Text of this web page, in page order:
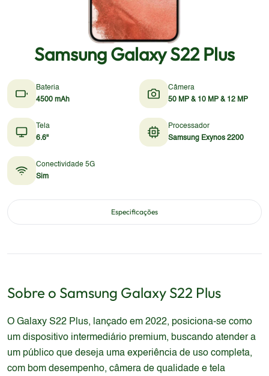
Samsung Galaxy S22 Plus
Bateria
4500 mAh
Câmera
50 MP & 10 MP & 12 MP
Tela
6.6"
Processador
Samsung Exynos 2200
Conectividade 5G
Sim
Especificações
Sobre o Samsung Galaxy S22 Plus
O Galaxy S22 Plus, lançado em 2022, posiciona-se como
um dispositivo intermediário premium, buscando atender a
um público que deseja uma experiência de uso completa,
com bom desempenho, câmera de qualidade e tela